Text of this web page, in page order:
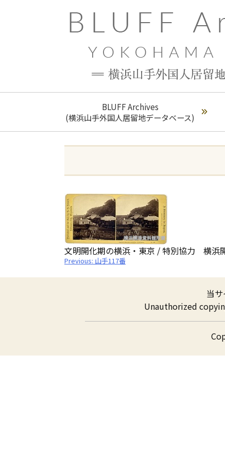
BLUFF Archives
(横浜山手外国人居留地データベース)
文明開化期の横浜・東京 / 特別協力 横浜
投
稿
ビ
Previous: 山手117番
当
Unauthorized